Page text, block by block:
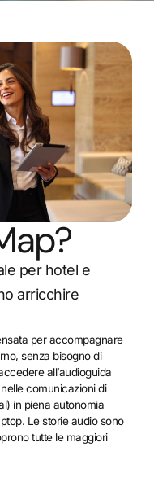
per hotel e
arricchire
per accompagnare
senza bisogno di
all’audioguida
comunicazioni di
in piena autonomia
Le storie audio sono
tutte le maggiori